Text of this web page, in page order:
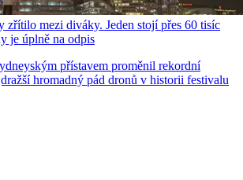
zřítilo mezi diváky. Jeden stojí přes 60 tisíc
je úplně na odpis
přístavem proměnil rekordní
hromadný pád dronů v historii festivalu